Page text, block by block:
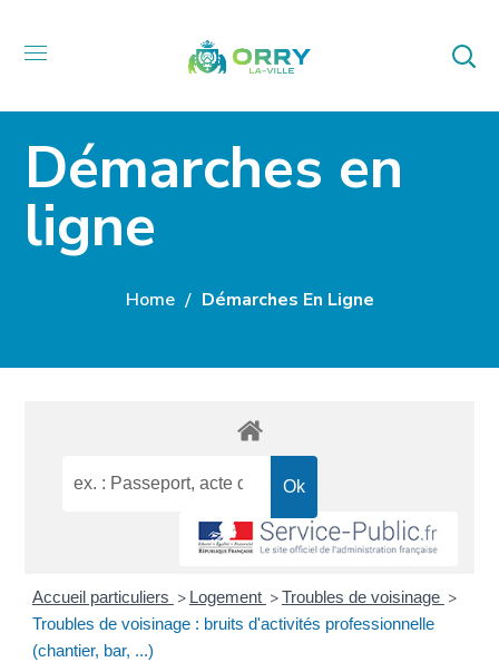
Démarches en
ligne
Home Démarches En Ligne
Accueil particuliers > Logement >Troubles de voisinage >
Troubles de voisinage : bruits d'activités professionnelle
(chantier, bar, ...)